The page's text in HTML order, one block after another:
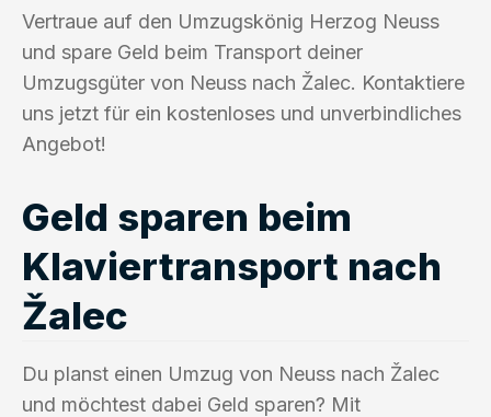
Vertraue auf den Umzugskönig Herzog Neuss
und spare Geld beim Transport deiner
Umzugsgüter von Neuss nach Žalec. Kontaktiere
uns jetzt für ein kostenloses und unverbindliches
Angebot!
Geld sparen beim
Klaviertransport nach
Žalec
Du planst einen Umzug von Neuss nach Žalec
und möchtest dabei Geld sparen? Mit